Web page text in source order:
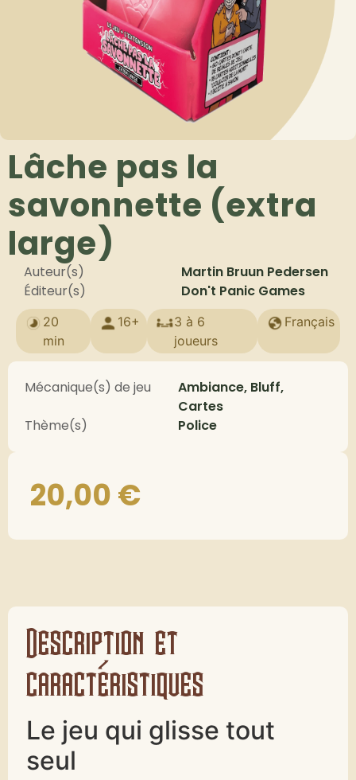
Lâche pas la
savonnette (extra
large)
Auteur(s)
Martin Bruun Pedersen
Éditeur(s)
Don't Panic Games
20
min
16+
3 à 6
joueurs
Français
Mécanique(s) de jeu
Ambiance, Bluff,
Cartes
Thème(s)
Police
20,00€
Description et
caractéristiques
Le jeu qui glisse tout
seul